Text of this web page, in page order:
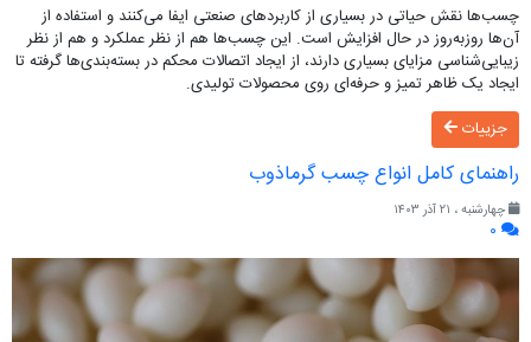
چسب‌ها نقش حیاتی در بسیاری از کاربردهای صنعتی ایفا می‌کنند و استفاده از
آن‌ها روزبه‌روز در حال افزایش است. این چسب‌ها هم از نظر عملکرد و هم از نظر
زیبایی‌شناسی مزایای بسیاری دارند، از ایجاد اتصالات محکم در بسته‌بندی‌ها گرفته تا
ایجاد یک ظاهر تمیز و حرفه‌ای روی محصولات تولیدی.
جزییات
راهنمای کامل انواع چسب گرماذوب
چهارشنبه ، ۲۱ آذر ۱۴۰۳
۰